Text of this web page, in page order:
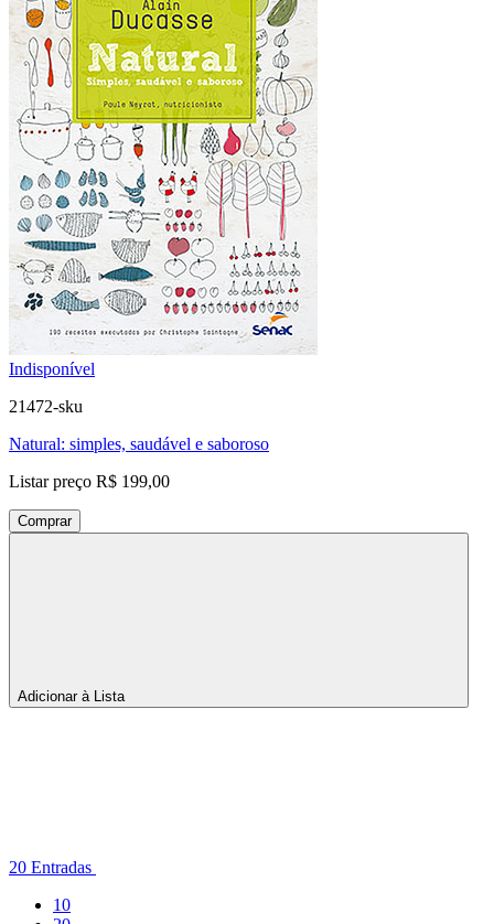
Indisponível
21472-sku
Natural: simples, saudável e saboroso
Listar preço R$ 199,00
Comprar
Adicionar à Lista
20 Entradas
10Entradas